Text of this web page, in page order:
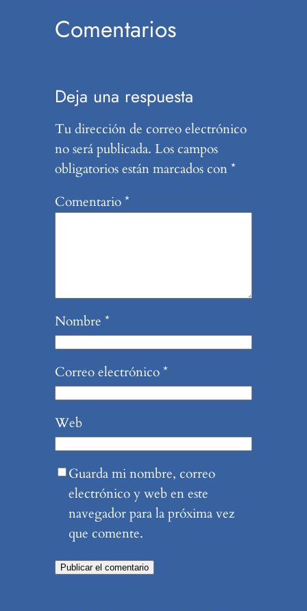
Comentarios
Deja una respuesta
Tu dirección de correo electrónico
no será publicada. Los campos
obligatorios están marcados con*
Comentario*
Nombre *
Correo electrónico*
Web
Guarda mi nombre, correo
electrónico y web en este
navegador para la próxima vez
que comente.